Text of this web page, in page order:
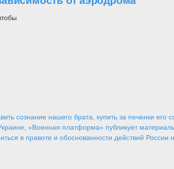
сознание нашего брата, купить за печенки его
«Военная платформа» публикует
в правоте и обоснованности действий России